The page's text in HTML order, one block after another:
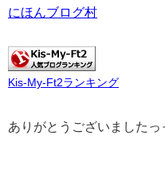
にほんブログ村
Kis-My-Ft2ランキング
ありがとうございまし